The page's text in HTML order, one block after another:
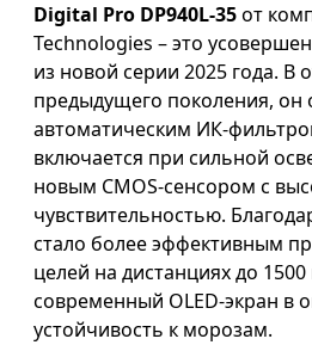
Digital Pro DP940L-35от
Technologies – это
из новой серии 2025 года. В
предыдущего поколения, он
автоматическим ИК-
включается при сильной
новым CMOS-сенсором с
чувствительностью.
стало более эффективным
целей на дистанциях до
современный OLED-экран в
устойчивость к морозам.